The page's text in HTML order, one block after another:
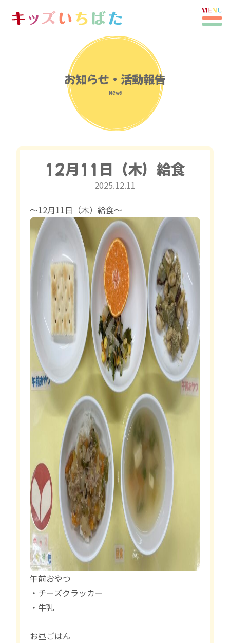
お知らせ・活動報告
News
12月11日（木）給食
2025.12.11
〜12月11日（木）給食〜
午前おやつ
・チーズクラッカー
・牛乳
お昼ごはん